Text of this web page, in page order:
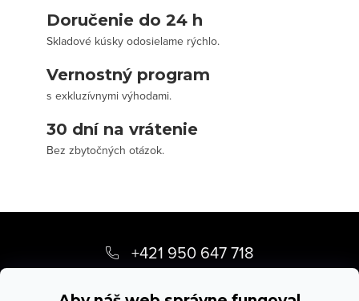
Doručenie do 24 h
Skladové kúsky odosielame rýchlo.
Vernostný program
s exkluzívnymi výhodami.
30 dní na vrátenie
Bez zbytočných otázok.
p
+421 950 647 718